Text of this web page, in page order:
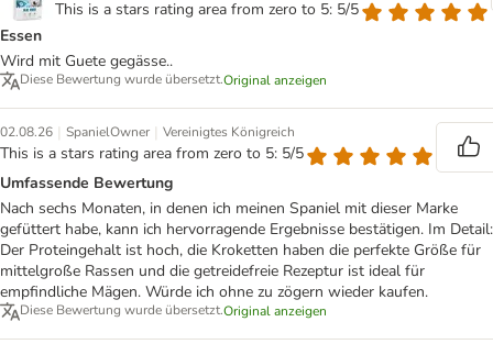
This is a stars rating area from zero to 5: 5/5
Essen
Wird mit Guete gegässe..
Diese Bewertung wurde übersetzt.Original anzeigen
02.08.26 | SpanielOwner | Vereinigtes Königreich
This is a stars rating area from zero to 5: 5/5
Umfassende Bewertung
Nach sechs Monaten, in denen ich meinen Spaniel mit dieser Marke
gefüttert habe, kann ich hervorragende Ergebnisse bestätigen. Im Detail:
Der Proteingehalt ist hoch, die Kroketten haben die perfekte Größe für
mittelgroße Rassen und die getreidefreie Rezeptur ist ideal für
empfindliche Mägen. Würde ich ohne zu zögern wieder kaufen.
Diese Bewertung wurde übersetzt.Original anzeigen